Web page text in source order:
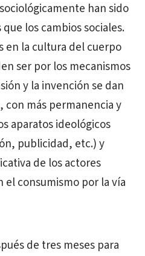
han sido
los cambios sociales.
en la cultura del cuerpo
ser por los mecanismos
y la invención se dan
con más permanencia y
aparatos ideológicos
publicidad, etc.) y
de los actores
consumismo por la vía
de tres meses para